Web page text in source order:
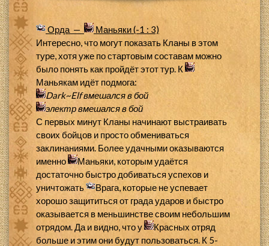
Орда —
Маньяки (-1 : 3)
Интересно, что могут показать Кланы в этом
туре, хотя уже по стартовым составам можно
было понять как пройдёт этот тур. К
Маньякам идёт подмога:
Dark~Elfвмешался в бой
электрвмешался в бой
С первых минут Кланы начинают выстраивать
своих бойцов и просто обмениваться
заклинаниями. Более удачными оказываются
именно
Маньяки, которым удаётся
достаточно быстро добиваться успехов и
уничтожать
Врага, которые не успевает
хорошо защититься от града ударов и быстро
оказывается в меньшинстве своим небольшим
отрядом. Да и видно, что у
Красных отряд
больше и этим они будут пользоваться. К 5-